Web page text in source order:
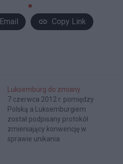
Email Copy Link
Luksemburg do zmiany
7 czerwca 2012 r. pomiędzy
Polską a Luksemburgiem
został podpisany protokół
zmieniający konwencję w
sprawie unikania